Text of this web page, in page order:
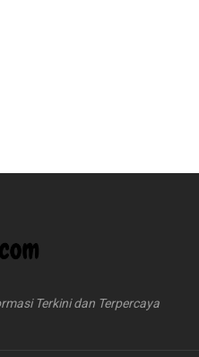
Terkini dan Terpercaya